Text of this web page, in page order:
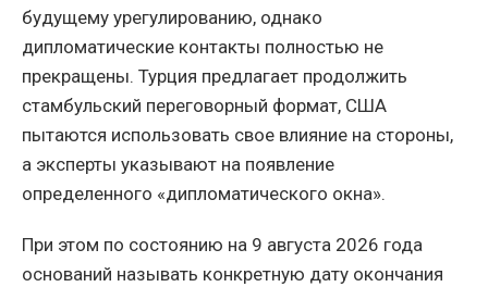
будущему урегулированию, однако
дипломатические контакты полностью не
прекращены. Турция предлагает продолжить
стамбульский переговорный формат, США
пытаются использовать свое влияние на стороны,
а эксперты указывают на появление
определенного «дипломатического окна».
При этом по состоянию на 9 августа 2026 года
оснований называть конкретную дату окончания